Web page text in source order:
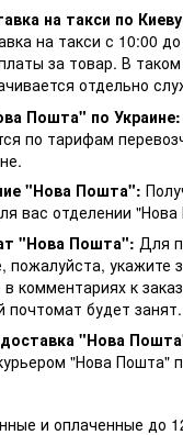
на такси по
на такси с 10:00
за товар. В
отдельно
Пошта" по Украине:
по тарифам
"Нова Пошта":
вас отделении
"Нова Пошта": Для
пожалуйста, укажите
комментариях к
почтомат будет занят.
"Нова
"Нова Пошта"
и оплаченные до